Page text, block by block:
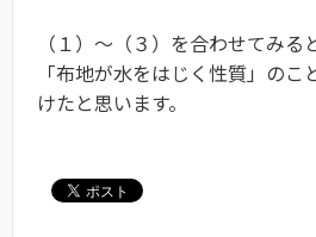
（１）〜（３）を合わせてみる
「布地が水をはじく性質」の
けたと思います。